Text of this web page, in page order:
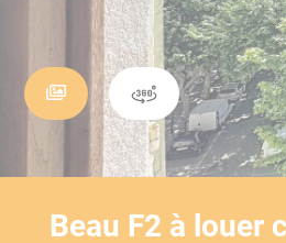
Beau F2 à louer